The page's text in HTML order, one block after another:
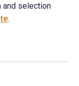
and selection
.